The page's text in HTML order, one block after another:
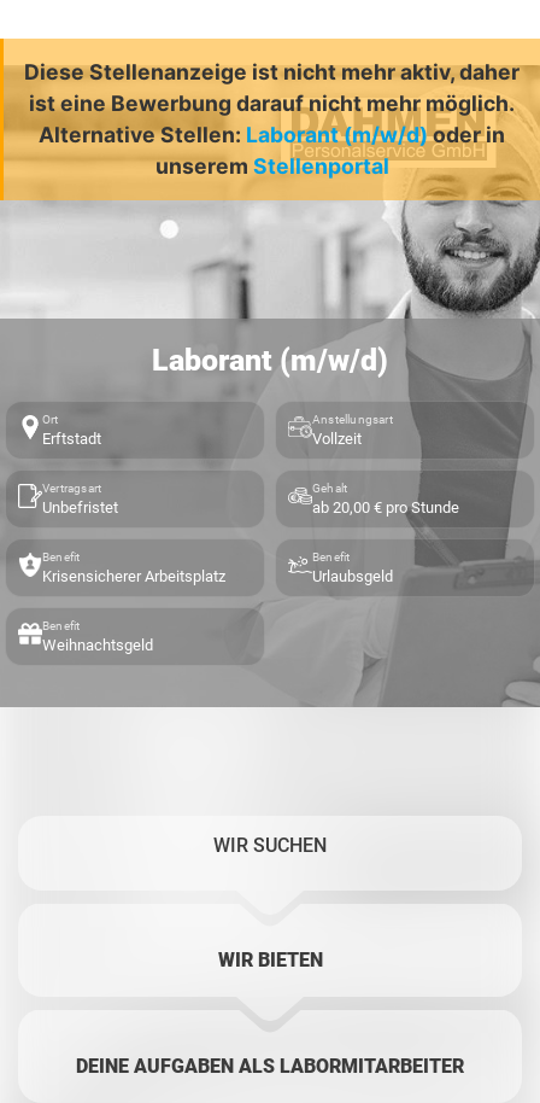
Diese Stellenanzeige ist nicht mehr aktiv, daher
ist eine Bewerbung darauf nicht mehr möglich.
Alternative Stellen: Laborant (m/w/d)oder in
unserem Stellenportal
Laborant (m/w/d)
Ort
Erftstadt
Anstellungsart
Vollzeit
Vertragsart
Unbefristet
Gehalt
ab 20,00 € pro Stunde
Benefit
Krisensicherer Arbeitsplatz
Benefit
Urlaubsgeld
Benefit
Weihnachtsgeld
WIR SUCHEN
WIR BIETEN
DEINE AUFGABEN ALS LABORMITARBEITER